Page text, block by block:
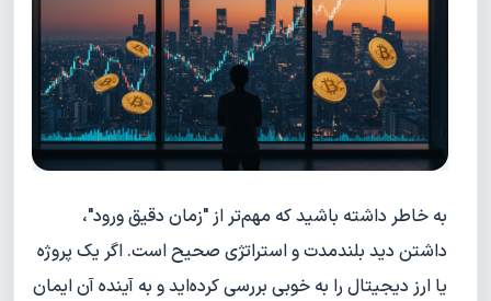
به خاطر داشته باشید که مهم‌تر از "زمان دقیق ورود"،
داشتن دید بلندمدت و استراتژی صحیح است. اگر یک پروژه
یا ارز دیجیتال را به خوبی بررسی کرده‌اید و به آینده آن ایمان